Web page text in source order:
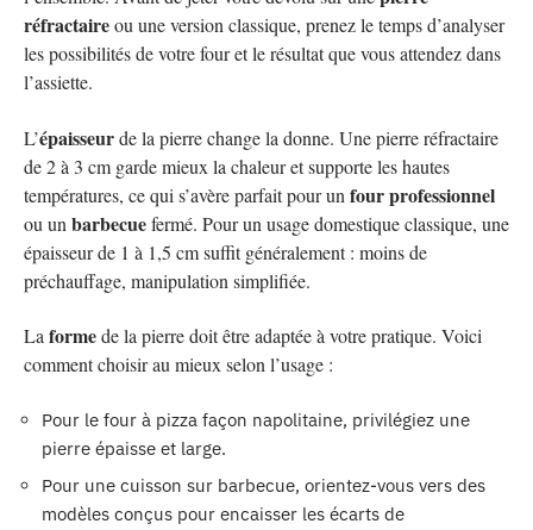
réfractaireou une version classique, prenez le temps d’analyser
les possibilités de votre four et le résultat que vous attendez dans
l’assiette.
L’épaisseurde la pierre change la donne. Une pierre réfractaire
de 2 à 3 cm garde mieux la chaleur et supporte les hautes
températures, ce qui s’avère parfait pour un four professionnel
ou un barbecuefermé. Pour un usage domestique classique, une
épaisseur de 1 à 1,5 cm suffit généralement : moins de
préchauffage, manipulation simplifiée.
La formede la pierre doit être adaptée à votre pratique. Voici
comment choisir au mieux selon l’usage :
Pour le four à pizza façon napolitaine, privilégiez une
pierre épaisse et large.
Pour une cuisson sur barbecue, orientez-vous vers des
modèles conçus pour encaisser les écarts de